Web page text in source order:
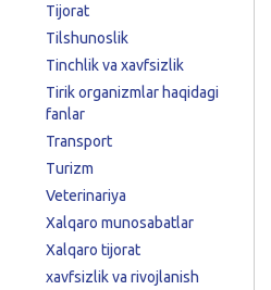
Tijorat
Tilshunoslik
Tinchlik va xavfsizlik
Tirik organizmlar haqidagi
fanlar
Transport
Turizm
Veterinariya
Xalqaro munosabatlar
Xalqaro tijorat
xavfsizlik va rivojlanish